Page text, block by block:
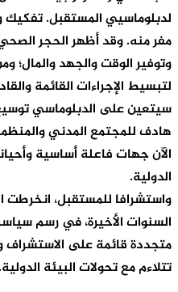
لدبلوماسيي المستقبل. تفكيك
مفر منه. وقد أظهر الحجر
وتوفير الوقت والجهد
لتبسيط الإجراءات القائمة
سيتعين على الدبلوماسي
هادف للمجتمع المدني
الآن جهات فاعلة أساسية
الدولية.
واستشرافا للمستقبل، انخرطت
السنوات الأخيرة، في رسم
متجددة قائمة على الاستشراف
تتلاءم مع تحولات البيئة الدولية.